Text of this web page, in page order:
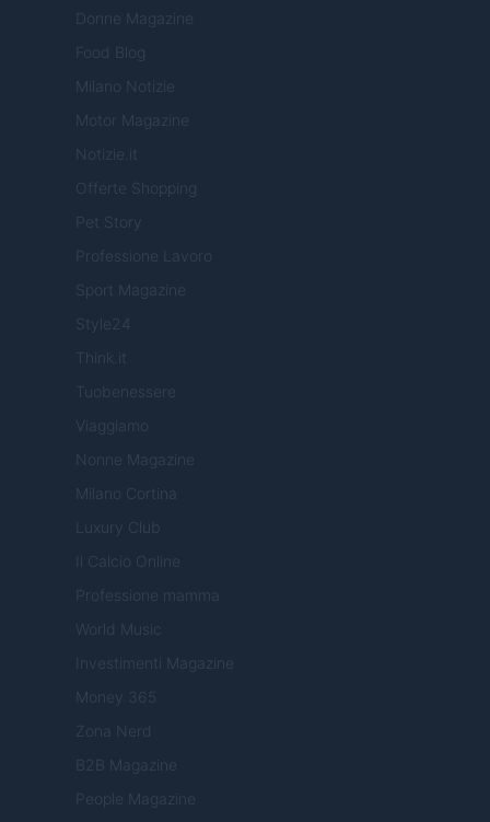
Donne Magazine
Food Blog
Milano Notizie
Motor Magazine
Notizie.it
Offerte Shopping
Pet Story
Professione Lavoro
Sport Magazine
Style24
Think.it
Tuobenessere
Viaggiamo
Nonne Magazine
Milano Cortina
Luxury Club
Il Calcio Online
Professione mamma
World Music
Investimenti Magazine
Money 365
Zona Nerd
B2B Magazine
People Magazine